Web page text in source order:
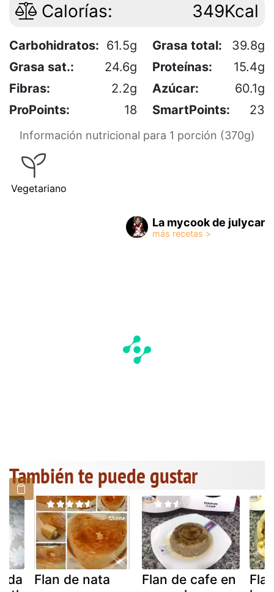
Calorías: 349Kcal
Carbohidratos: 61.5g Grasa total:
39.8g
Grasa sat.:
24.6g Proteínas:
15.4g
Fibras:
2.2g Azúcar:
60.1g
ProPoints:
18 SmartPoints: 23
Información nutricional para 1 porción (370g)
Vegetariano
La mycook de julycar
También te puede gustar
Flan de nata
Flan de cafe en